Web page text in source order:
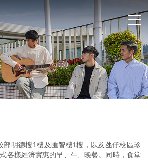
部明德樓1樓及匯智樓1樓，以及氹仔校區珍
各樣經濟實惠的早、午、晚餐。同時，食堂